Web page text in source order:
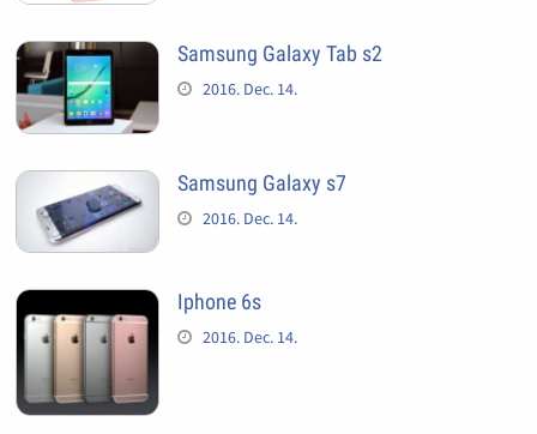
Samsung Galaxy Tab s2
2016. Dec. 14.
Samsung Galaxy s7
2016. Dec. 14.
Iphone 6s
2016. Dec. 14.